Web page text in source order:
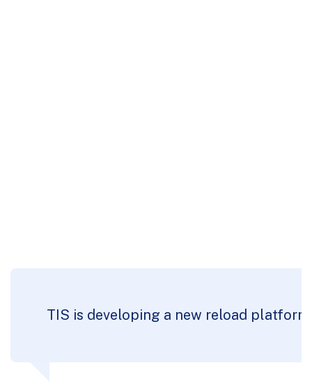
TIS is developing a new reload